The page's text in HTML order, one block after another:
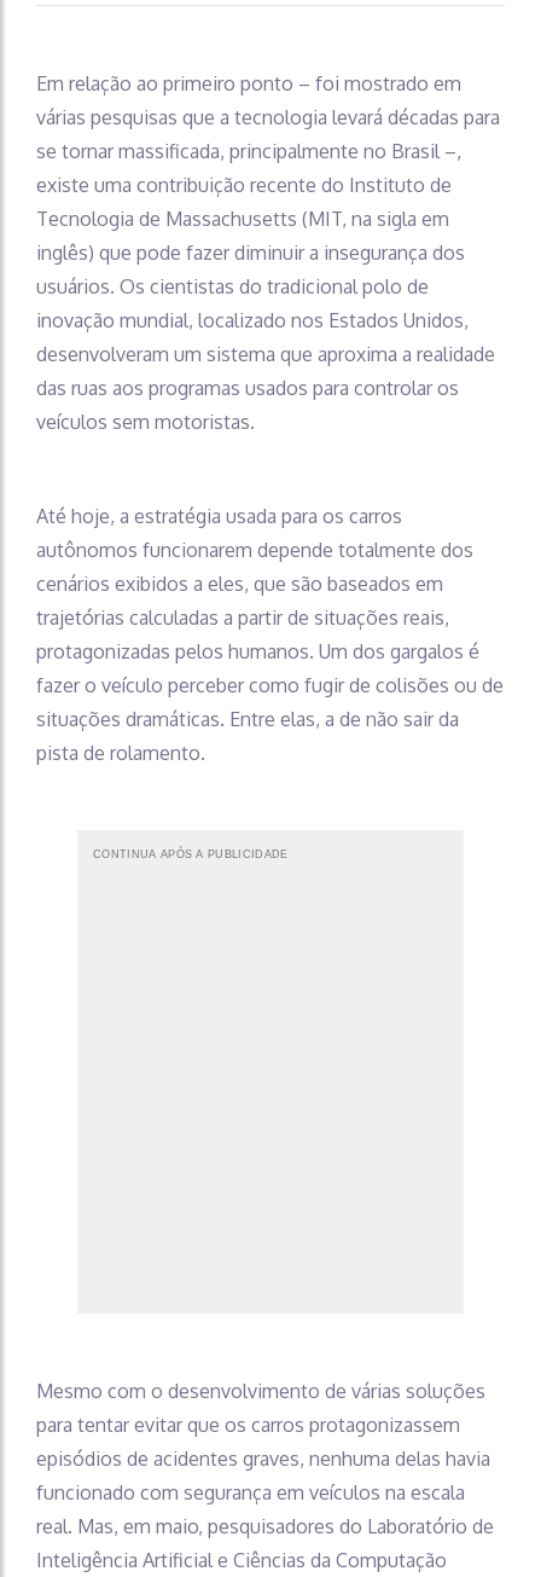
Em relação ao primeiro ponto – foi mostrado em
várias pesquisas que a tecnologia levará décadas para
se tornar massificada, principalmente no Brasil –,
existe uma contribuição recente do Instituto de
Tecnologia de Massachusetts (MIT, na sigla em
inglês) que pode fazer diminuir a insegurança dos
usuários. Os cientistas do tradicional polo de
inovação mundial, localizado nos Estados Unidos,
desenvolveram um sistema que aproxima a realidade
das ruas aos programas usados para controlar os
veículos sem motoristas.
Até hoje, a estratégia usada para os carros
autônomos funcionarem depende totalmente dos
cenários exibidos a eles, que são baseados em
trajetórias calculadas a partir de situações reais,
protagonizadas pelos humanos. Um dos gargalos é
fazer o veículo perceber como fugir de colisões ou de
situações dramáticas. Entre elas, a de não sair da
pista de rolamento.
CONTINUA APÓS A PUBLICIDADE
Mesmo com o desenvolvimento de várias soluções
para tentar evitar que os carros protagonizassem
episódios de acidentes graves, nenhuma delas havia
funcionado com segurança em veículos na escala
real. Mas, em maio, pesquisadores do Laboratório de
Inteligência Artificial e Ciências da Computação